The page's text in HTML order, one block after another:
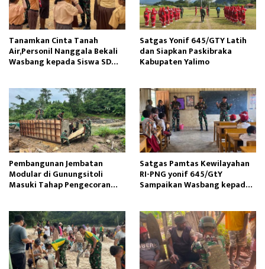
Tanamkan Cinta Tanah
Air,Personil Nanggala Bekali
Wasbang kepada Siswa SD
Satgas Yonif 645/GTY Latih
dan Siapkan Paskibraka
Kabupaten Yalimo
Pembangunan Jembatan
Modular di Gunungsitoli
Masuki Tahap Pengecoran
Satgas Pamtas Kewilayahan
RI-PNG yonif 645/GtY
Sampaikan Wasbang kepada